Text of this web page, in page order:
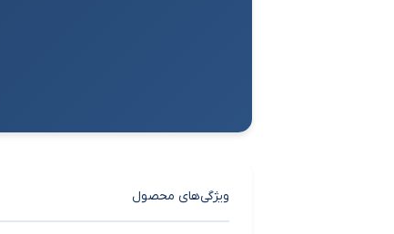
ویژگی‌های محصول